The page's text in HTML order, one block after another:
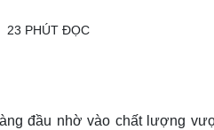
23 PHÚT ĐỌC
đầu nhờ vào chất lượng